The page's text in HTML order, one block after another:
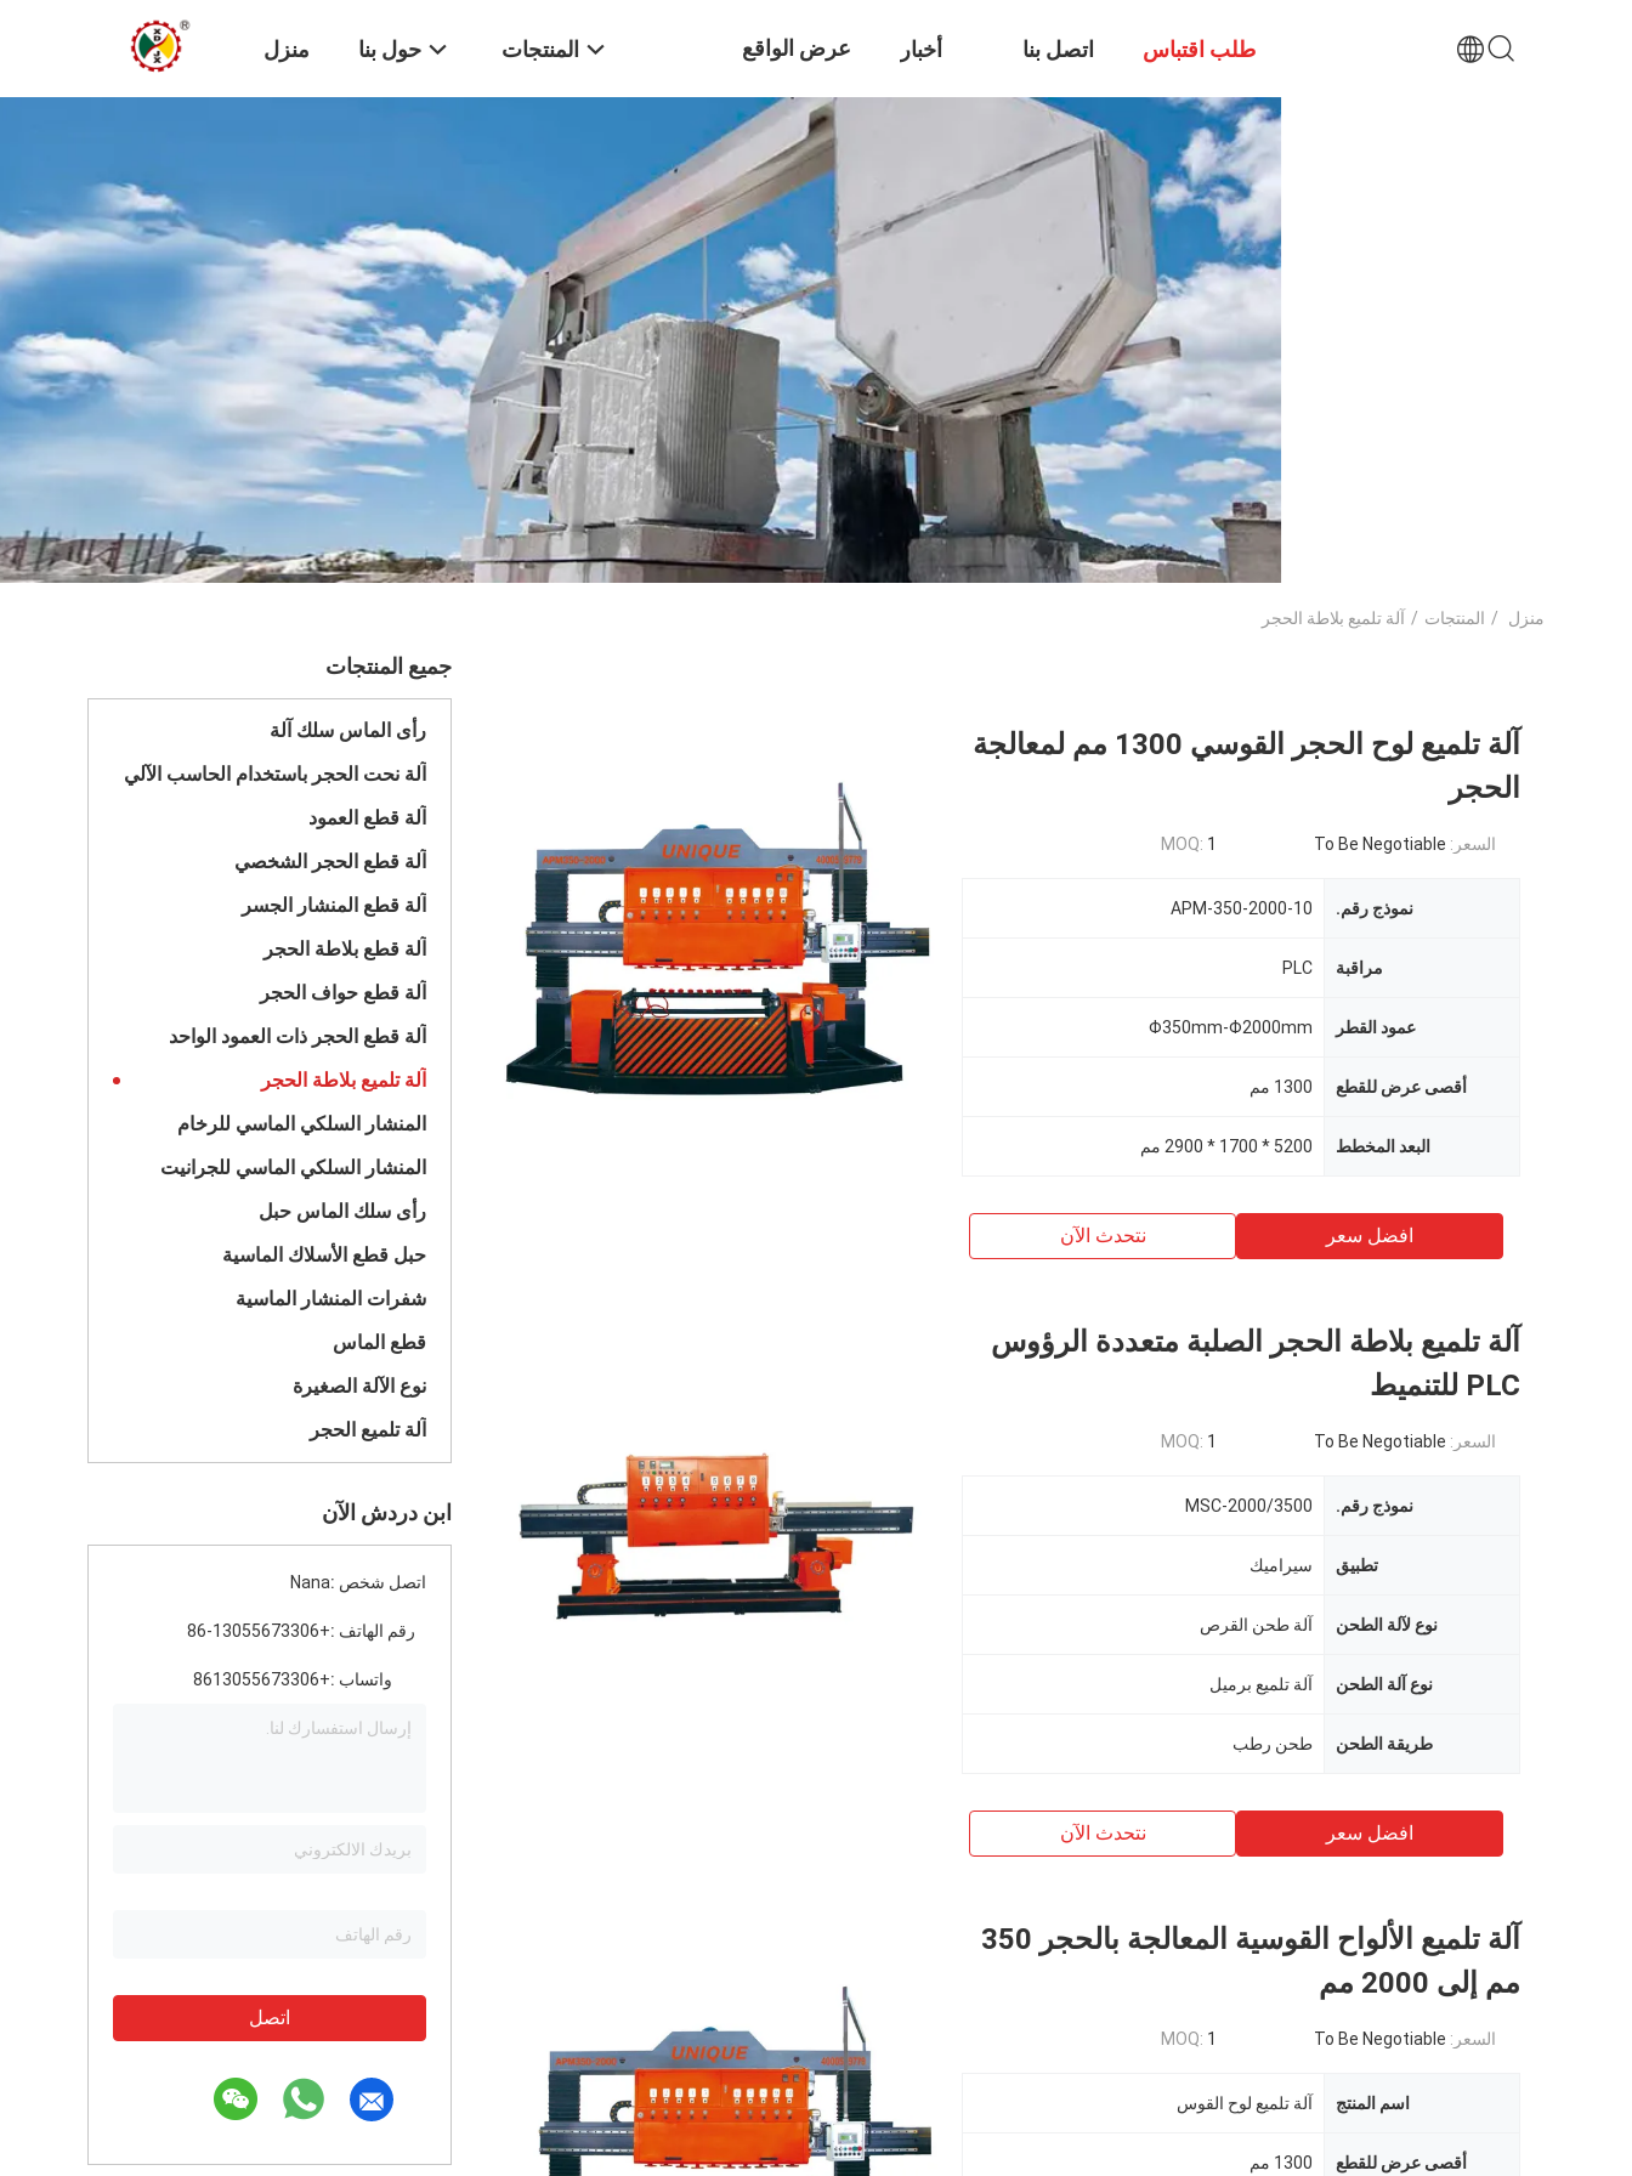
منزل حول بنا المنتجات عرض الواقع
الافتراضي
أخبار اتصل بنا طلب اقتباس
منزل / المنتجات / آلة تلميع بلاطة الحجر
جميع المنتجات
رأى الماس سلك آلة
آلة نحت الحجر باستخدام الحاسب الآلي
آلة قطع العمود
آلة قطع الحجر الشخصي
آلة قطع المنشار الجسر
آلة قطع بلاطة الحجر
آلة قطع حواف الحجر
آلة قطع الحجر ذات العمود الواحد
آلة تلميع بلاطة الحجر
المنشار السلكي الماسي للرخام
المنشار السلكي الماسي للجرانيت
رأى سلك الماس حبل
حبل قطع الأسلاك الماسية
شفرات المنشار الماسية
قطع الماس
نوع الآلة الصغيرة
آلة تلميع الحجر
ابن دردش الآن
اتصل شخص :Nana
رقم الهاتف :+86-13055673306
واتساب :+8613055673306
اتصل
آلة تلميع لوح الحجر القوسي 1300 مم لمعالجة
الحجر
السعر: To Be Negotiable
MOQ: 1
نموذج رقم. APM-350-2000-10
مراقبة PLC
عمود القطر Φ350mm-Φ2000mm
أقصى عرض للقطع 1300 مم
البعد المخطط 5200 * 1700 * 2900 مم
افضل سعر نتحدث الآن
آلة تلميع بلاطة الحجر الصلبة متعددة الرؤوس
PLC للتنميط
السعر: To Be Negotiable
MOQ: 1
نموذج رقم. MSC-2000/3500
تطبيق سيراميك
نوع لآلة الطحن آلة طحن القرص
نوع آلة الطحن آلة تلميع برميل
طريقة الطحن طحن رطب
افضل سعر نتحدث الآن
آلة تلميع الألواح القوسية المعالجة بالحجر 350
مم إلى 2000 مم
السعر: To Be Negotiable
MOQ: 1
اسم المنتج آلة تلميع لوح القوس
أقصى عرض للقطع 1300 مم